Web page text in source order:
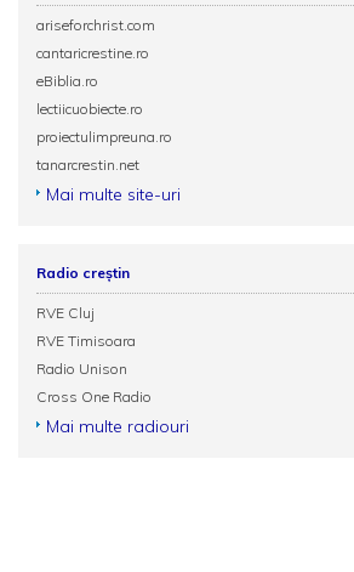
ariseforchrist.com
cantaricrestine.ro
eBiblia.ro
lectiicuobiecte.ro
proiectulimpreuna.ro
tanarcrestin.net
Mai multe site-uri
Radio creștin
RVE Cluj
RVE Timisoara
Radio Unison
Cross One Radio
Mai multe radiouri